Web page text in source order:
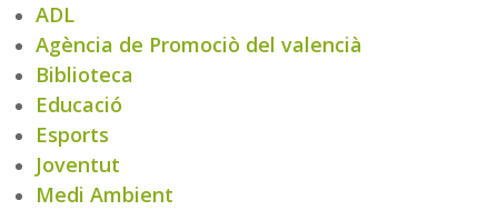
ADL
Agència de Promociò del valencià
Biblioteca
Educació
Esports
Joventut
Medi Ambient